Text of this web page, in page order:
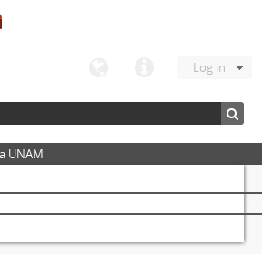
Log in
UNAM